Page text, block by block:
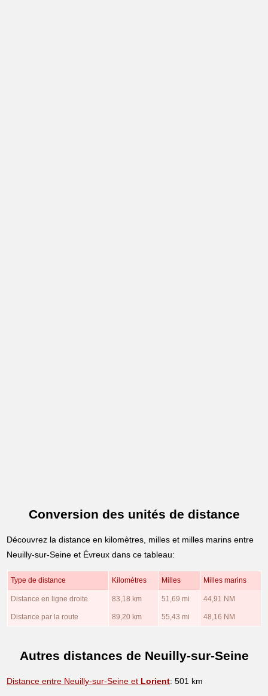
Conversion des unités de distance
Découvrez la distance en kilomètres, milles et milles marins entre
Neuilly-sur-Seine et Évreux dans ce tableau:
Type de distance Kilomètres Milles Milles marins
Distance en ligne droite 83,18 km 51,69 mi 44,91 NM
Distance par la route 89,20 km 55,43 mi 48,16 NM
Autres distances de Neuilly-sur-Seine
Distance entre Neuilly-sur-Seine et Lorient: 501 km